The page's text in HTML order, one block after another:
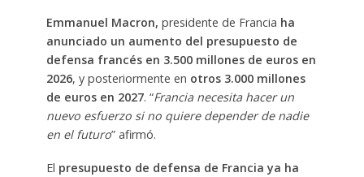
Emmanuel Macron, presidente de Francia ha
anunciado un aumento del presupuesto de
defensa francés en 3.500 millones de euros en
2026, y posteriormente en otros 3.000 millones
de euros en 2027. “Francia necesita hacer un
nuevo esfuerzo si no quiere depender de nadie
en el futuro” afirmó.
El presupuesto de defensa de Francia ya ha